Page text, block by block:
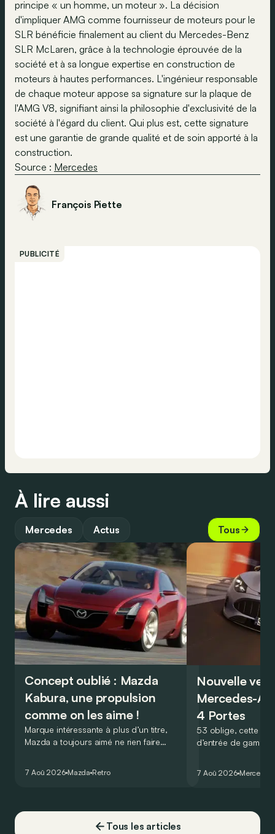
principe « un homme, un moteur ». La décision
d'impliquer AMG comme fournisseur de moteurs pour le
SLR bénéficie finalement au client du Mercedes-Benz
SLR McLaren, grâce à la technologie éprouvée de la
société et à sa longue expertise en construction de
moteurs à hautes performances. L'ingénieur responsable
de chaque moteur appose sa signature sur la plaque de
l'AMG V8, signifiant ainsi la philosophie d'exclusivité de la
société à l'égard du client. Qui plus est, cette signature
est une garantie de grande qualité et de soin apporté à la
construction.
Source : Mercedes
François Piette
PUBLICITÉ
À lire aussi
Mercedes Actus Tous
Concept oublié : Mazda
Kabura, une propulsion
comme on les aime !
Marque intéressante à plus d’un titre,
Mazda a toujours aimé ne rien faire
de la plus belle des manières…
7 Aoû 2026 Mazda Retro
Nouvelle
Mercedes-
4 Portes
53 oblige, cette
d’entrée de
moins…
7 Aoû 2026 Mercedes
Tous les articles